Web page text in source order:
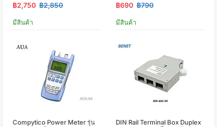
฿2,750 ฿2,850
มีสินค้า
฿690 ฿790
มีสินค้า
Compytico Power Meter รุ่น
DIN Rail Terminal Box Duplex